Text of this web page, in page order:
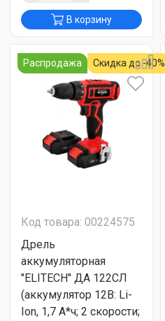
В корзину
Распродажа Скидка до -40%
Код товара: 00224575
Дрель
аккумуляторная
"ELITECH" ДА 122СЛ
(аккумулятор 12В: Li-
Ion, 1,7 А*ч; 2 скорости;